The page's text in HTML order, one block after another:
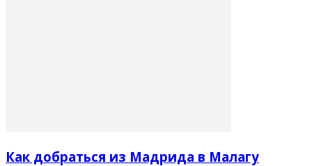
Как добраться из Мадрида в Малагу